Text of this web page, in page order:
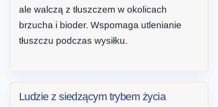
ale walczą z tłuszczem w okolicach
brzucha i bioder. Wspomaga utlenianie
tłuszczu podczas wysiłku.
Ludzie z siedzącym trybem życia